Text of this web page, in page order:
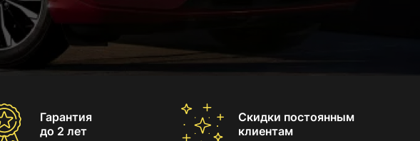
Гарантия
до 2 лет
Скидки постоянным
клиентам